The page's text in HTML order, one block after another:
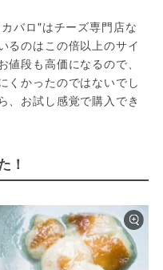
バロ"はチーズ専門店な
るのはこの倍以上のサイ
段も高価になるので、
くかったのではないでし
、お試し感覚で購入でき
！